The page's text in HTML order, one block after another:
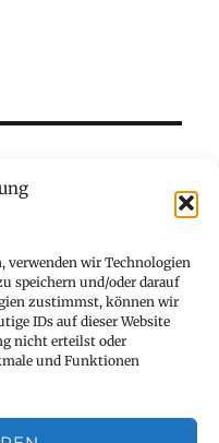
verwenden wir Technologien
speichern und/oder darauf
zustimmst, können wir
IDs auf dieser Website
nicht erteilst oder
und Funktionen